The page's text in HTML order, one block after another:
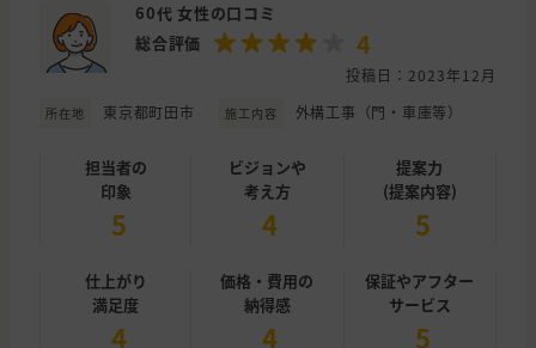
60代 女性の口コミ
総合評価
4
投稿日：2023年12月
所在地 東京都町田市 施工内容 外構工事（門・車庫等）
担当者の
印象
5
ビジョンや
考え方
4
提案力
(提案内容)
5
仕上がり
満足度
4
価格・費用の
納得感
4
保証やアフター
サービス
5